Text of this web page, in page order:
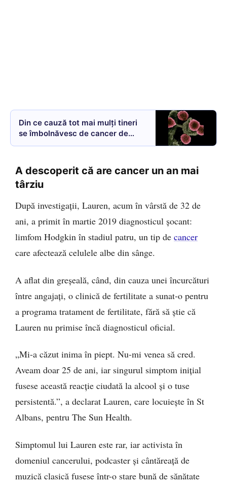
Din ce cauză tot mai mulți tineri
se îmbolnăvesc de cancer de
colon. Mâncarea care îi
A descoperit că are cancer un an mai
târziu
După investigații, Lauren, acum în vârstă de 32 de
ani, a primit în martie 2019 diagnosticul șocant:
limfom Hodgkin în stadiul patru, un tip de cancer
care afectează celulele albe din sânge.
A aflat din greșeală, când, din cauza unei încurcături
între angajați, o clinică de fertilitate a sunat-o pentru
a programa tratament de fertilitate, fără să știe că
Lauren nu primise încă diagnosticul oficial.
„Mi-a căzut inima în piept. Nu-mi venea să cred.
Aveam doar 25 de ani, iar singurul simptom inițial
fusese această reacție ciudată la alcool și o tuse
persistentă.”, a declarat Lauren, care locuiește în St
Albans, pentru The Sun Health.
Simptomul lui Lauren este rar, iar activista în
domeniul cancerului, podcaster și cântăreață de
muzică clasică fusese într-o stare bună de sănătate